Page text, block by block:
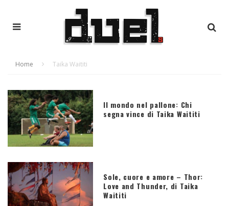
Home Taika Waititi
Il mondo nel pallone: Chi
segna vince di Taika Waititi
Sole, cuore e amore – Thor:
Love and Thunder, di Taika
Waititi